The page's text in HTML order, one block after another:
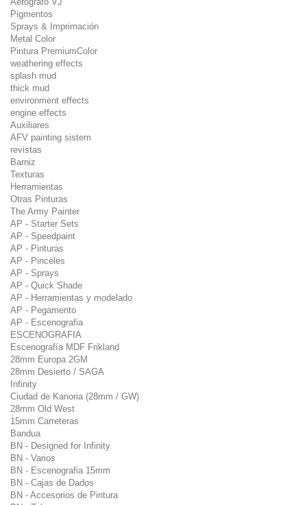
Pigmentos
Sprays & Imprimación
Metal Color
Pintura PremiumColor
weathering effects
splash mud
thick mud
environment effects
engine effects
Auxiliares
AFV painting sistem
revistas
Barniz
Texturas
Herramientas
Otras Pinturas
The Army Painter
AP - Starter Sets
AP - Speedpaint
AP - Pinturas
AP - Pinceles
AP - Sprays
AP - Quick Shade
AP - Herramientas y modelado
AP - Pegamento
AP - Escenografia
ESCENOGRAFIA
Escenografía MDF Frikland
28mm Europa 2GM
28mm Desierto / SAGA
Infinity
Ciudad de Kanoria (28mm / GW)
28mm Old West
15mm Carreteras
Bandua
BN - Designed for Infinity
BN - Varios
BN - Escenografia 15mm
BN - Cajas de Dados
BN - Accesorios de Pintura